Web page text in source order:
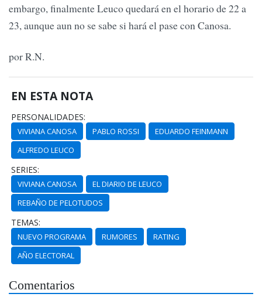
embargo, finalmente Leuco quedará en el horario de 22 a
23, aunque aun no se sabe si hará el pase con Canosa.
por R.N.
EN ESTA NOTA
PERSONALIDADES:
VIVIANA CANOSA PABLO ROSSI
EDUARDO FEINMANN
ALFREDO LEUCO
SERIES:
VIVIANA CANOSA
EL DIARIO DE LEUCO
REBAÑO DE PELOTUDOS
TEMAS:
NUEVO PROGRAMA RUMORES
RATING
AÑO ELECTORAL
Comentarios